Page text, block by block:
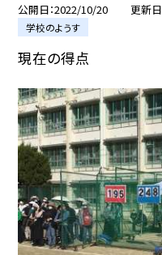
公開日 2022/10/20 更新日
学校のようす
現在の得点